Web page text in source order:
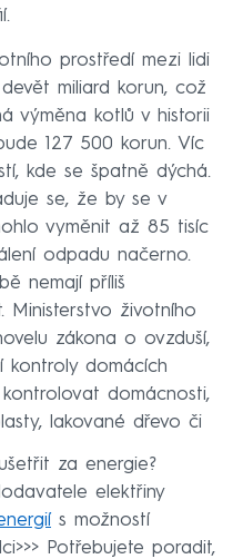
prostředí mezi lidi
miliard korun, což
výměna kotlů v historii
127 500 korun. Víc
kde se špatně dýchá.
se, že by se v
vyměnit až 85 tisíc
odpadu načerno.
nemají příliš
Ministerstvo životního
zákona o ovzduší,
kontroly domácích
domácnosti,
lakované dřevo či
za energie?
elektřiny
s možností
Potřebujete poradit,